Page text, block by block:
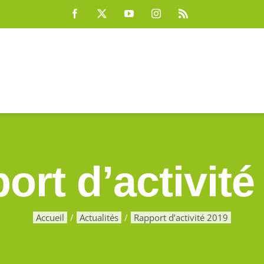
Facebook YouTubeInstagram
d’activité
Accueil Actualités Rapport d’activité 2019